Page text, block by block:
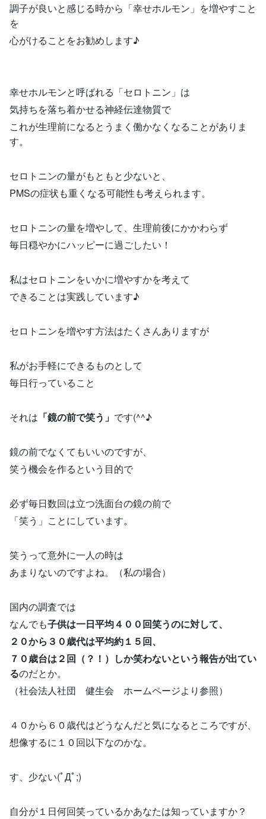
調子が良いと感じる時から「幸せホルモン」を増やすこと
を
心がけることをお勧めします♪
幸せホルモンと呼ばれる「セロトニン」は
気持ちを落ち着かせる神経伝達物質で
これが生理前になるとうまく働かなくなることがありま
す。
セロトニンの量がもともと少ないと、
PMSの症状も重くなる可能性も考えられます。
セロトニンの量を増やして、生理前後にかかわらず
毎日穏やかにハッピーに過ごしたい！
私はセロトニンをいかに増やすかを考えて
できることは実践しています♪
セロトニンを増やす方法はたくさんありますが
私がお手軽にできるものとして
毎日行っていること
それは 「鏡の前で笑う」 です(^^♪
鏡の前でなくてもいいのですが、
笑う機会を作るという目的で
必ず毎日数回は立つ洗面台の鏡の前で
「笑う」ことにしています。
笑うって意外に一人の時は
あまりないのですよね。（私の場合）
国内の調査では
なんでも子供は一日平均４００回笑うのに対して、
２０から３０歳代は平均約１５回、
７０歳台は２回（？！）しか笑わないという報告が出てい
るのだとか。
（社会法人社団 健生会 ホームページより参照）
４０から６０歳代はどうなんだと気になるところですが、
想像するに１０回以下なのかな。
す、少ない(ﾟДﾟ;)
自分が１日何回笑っているかあなたは知っていますか？